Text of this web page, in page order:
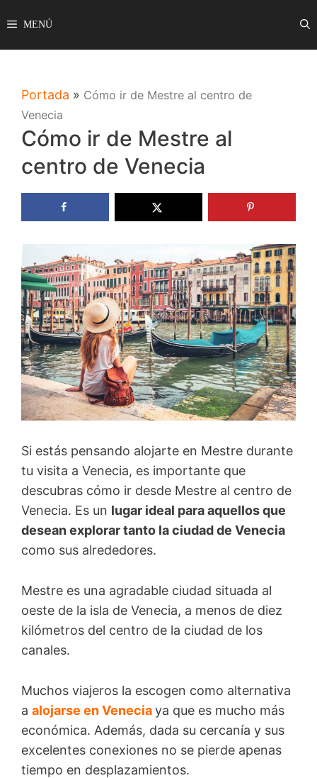
al
contenido
MENÚ
Portada » Cómo ir de Mestre al centro de
Venecia
Cómo ir de Mestre al
centro de Venecia
Si estás pensando alojarte en Mestre durante
tu visita a Venecia, es importante que
descubras cómo ir desde Mestre al centro de
Venecia. Es un lugar ideal para aquellos que
desean explorar tanto la ciudad de Venecia
como sus alrededores.
Mestre es una agradable ciudad situada al
oeste de la isla de Venecia, a menos de diez
kilómetros del centro de la ciudad de los
canales.
Muchos viajeros la escogen como alternativa
a alojarse en Veneciaya que es mucho más
económica. Además, dada su cercanía y sus
excelentes conexiones no se pierde apenas
tiempo en desplazamientos.